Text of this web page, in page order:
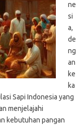
ne
si
a,
de
ng
an
ke
ka
Sapi Indonesia yang
menjelajahi
kebutuhan pangan